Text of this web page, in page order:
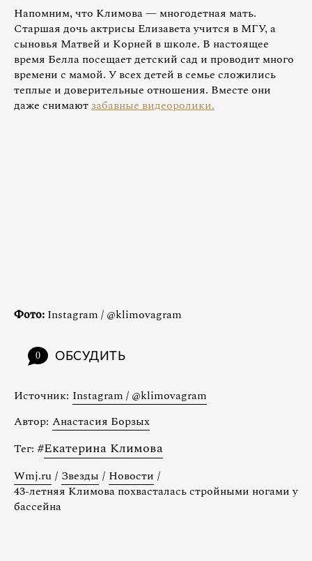
Напомним, что Климова — многодетная мать.
Старшая дочь актрисы Елизавета учится в МГУ, а
сыновья Матвей и Корней в школе. В настоящее
время Белла посещает детский сад и проводит много
времени с мамой. У всех детей в семье сложились
теплые и доверительные отношения. Вместе они
даже снимаютзабавные видеоролики.
Фото: Instagram / @klimovagram
0 ОБСУДИТЬ
Источник: Instagram / @klimovagram
Автор: Анастасия Борзых
Тег: #Екатерина Климова
Wmj.ru / Звезды / Новости /
43-летняя Климова похвасталась стройными ногами у
бассейна